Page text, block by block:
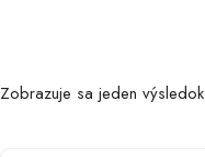
Zobrazuje sa jeden výsledok